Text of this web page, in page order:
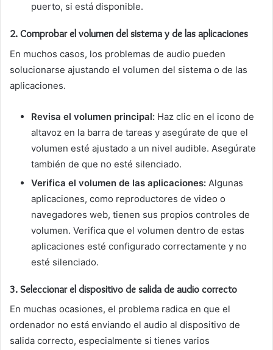
puerto, si está disponible.
2. Comprobar el volumen del sistema y de las aplicaciones
En muchos casos, los problemas de audio pueden
solucionarse ajustando el volumen del sistema o de las
aplicaciones.
Revisa el volumen principal: Haz clic en el icono de
altavoz en la barra de tareas y asegúrate de que el
volumen esté ajustado a un nivel audible. Asegúrate
también de que no esté silenciado.
Verifica el volumen de las aplicaciones: Algunas
aplicaciones, como reproductores de video o
navegadores web, tienen sus propios controles de
volumen. Verifica que el volumen dentro de estas
aplicaciones esté configurado correctamente y no
esté silenciado.
3. Seleccionar el dispositivo de salida de audio correcto
En muchas ocasiones, el problema radica en que el
ordenador no está enviando el audio al dispositivo de
salida correcto, especialmente si tienes varios